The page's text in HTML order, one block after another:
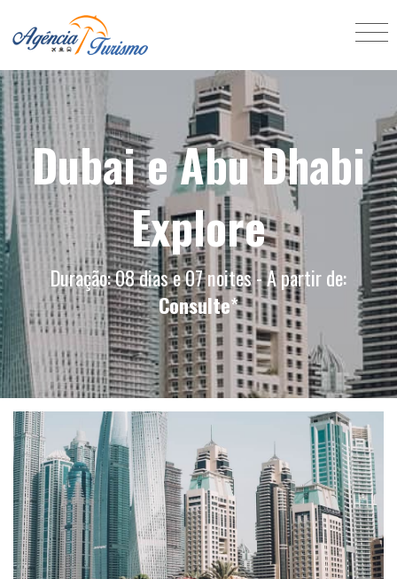
Dubai e Abu Dhabi
Explore
Duração: 08 dias e 07 noites - A partir de:
Consulte*